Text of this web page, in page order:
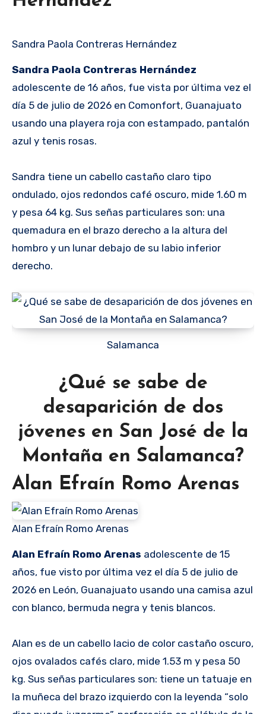
Sandra Paola Contreras Hernández
Sandra Paola Contreras Hernández
adolescente de 16 años, fue vista por última vez el
día 5 de julio de 2026 en Comonfort, Guanajuato
usando una playera roja con estampado, pantalón
azul y tenis rosas.
Sandra tiene un cabello castaño claro tipo
ondulado, ojos redondos café oscuro, mide 1.60 m
y pesa 64 kg. Sus señas particulares son: una
quemadura en el brazo derecho a la altura del
hombro y un lunar debajo de su labio inferior
derecho.
Salamanca
¿Qué se sabe de
desaparición de dos
jóvenes en San José de la
Montaña en Salamanca?
Alan Efraín Romo Arenas
Alan Efraín Romo Arenas
Alan Efraín Romo Arenas adolescente de 15
años, fue visto por última vez el día 5 de julio de
2026 en León, Guanajuato usando una camisa azul
con blanco, bermuda negra y tenis blancos.
Alan es de un cabello lacio de color castaño oscuro,
ojos ovalados cafés claro, mide 1.53 m y pesa 50
kg. Sus señas particulares son: tiene un tatuaje en
la muñeca del brazo izquierdo con la leyenda “solo